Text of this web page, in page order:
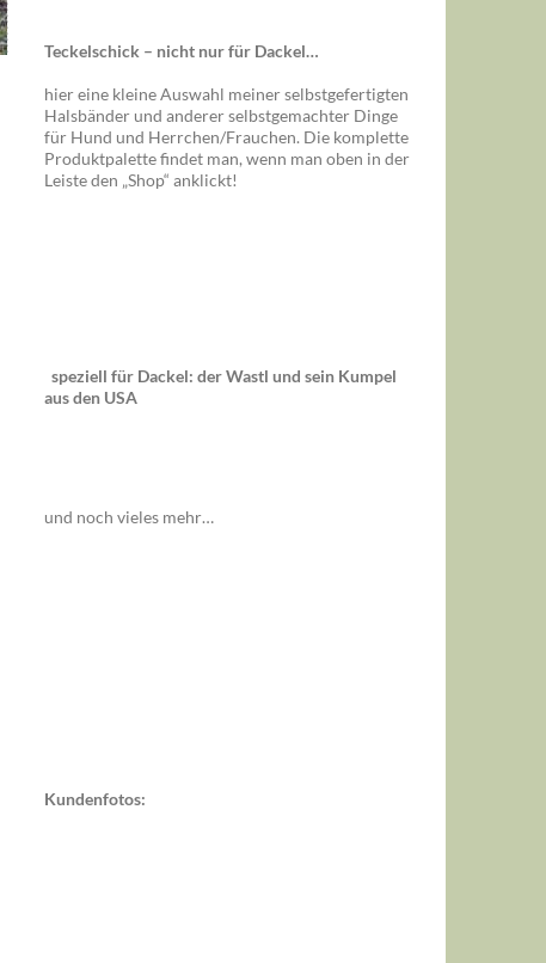
Teckelschick – nicht nur für Dackel…
hier eine kleine Auswahl meiner selbstgefertigten
Halsbänder und anderer selbstgemachter Dinge
für Hund und Herrchen/Frauchen. Die komplette
Produktpalette findet man, wenn man oben in der
Leiste den „Shop“ anklickt!
speziell für Dackel: der Wastl und sein Kumpel
aus den USA
und noch vieles mehr…
Kundenfotos: